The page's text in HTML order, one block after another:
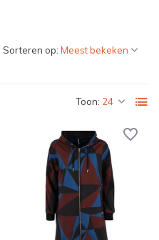
Toon:
Sorteren op: